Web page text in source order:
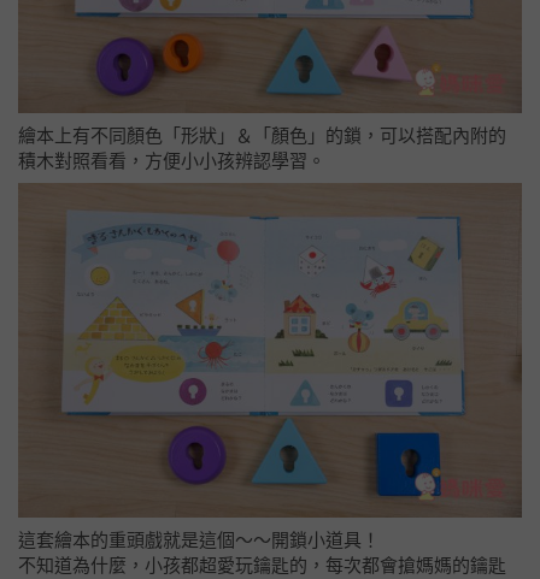
繪本上有不同顏色「形狀」＆「顏色」的鎖，可以搭配內附的
積木對照看看，方便小小孩辨認學習。
這套繪本的重頭戲就是這個～～開鎖小道具！
不知道為什麼，小孩都超愛玩鑰匙的，每次都會搶媽媽的鑰匙